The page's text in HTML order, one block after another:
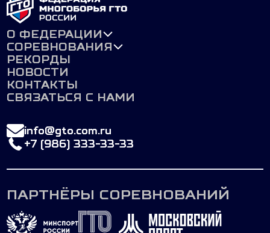
О ФЕДЕРАЦИИ
СОРЕВНОВАНИЯ
РЕКОРДЫ
НОВОСТИ
КОНТАКТЫ
СВЯЗАТЬСЯ С НАМИ
info@gto.com.ru
+7 (986) 333-33-33
ПАРТНЁРЫ СОРЕВНОВАНИЙ